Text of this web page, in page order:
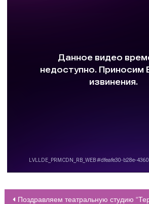
Поздравляем театральную студию “Территория театра” с победой в Десятом юбилейном городском фестивале – конкурсе детских и